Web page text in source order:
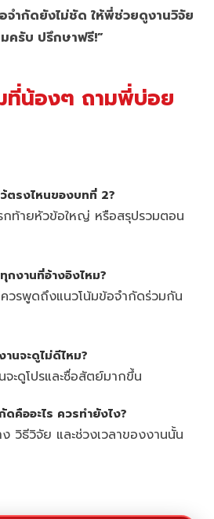
จำกัดยังไม่ชัด ให้พี่ช่วยดูงานวิจัย
มครับ ปรึกษาฟรี!”
ที่น้องๆ ถามพี่บ่อย
ตรงไหนของบทที่ 2?
กท้ายหัวข้อใหญ่ หรือสรุปรวมตอน
กงานที่อ้างอิงไหม?
วรพูดถึงแนวโน้มข้อจำกัดร่วมกัน
นจะดูไม่ดีไหม?
ะดูโปรและซื่อสัตย์มากขึ้น
ดคืออะไร ควรทำยังไง?
วิธีวิจัย และช่วงเวลาของงานนั้น